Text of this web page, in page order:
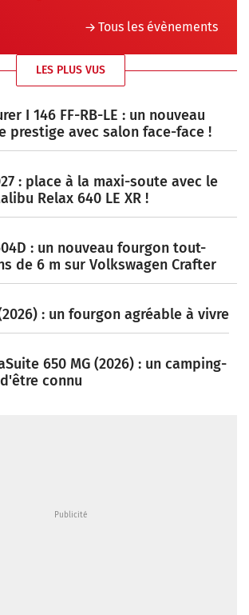
Tous les évènements
LES PLUS VUS
I 146 FF-RB-LE : un nouveau
prestige avec salon face-face !
: place à la maxi-soute avec le
Relax 640 LE XR !
: un nouveau fourgon tout-
de 6 m sur Volkswagen Crafter
: un fourgon agréable à vivre
650 MG (2026) : un camping-
connu